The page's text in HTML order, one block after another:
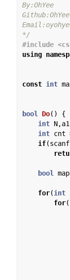
*/
#include
using
const int
bool Do() {
int
int cnt
if
bool
for(int
for(